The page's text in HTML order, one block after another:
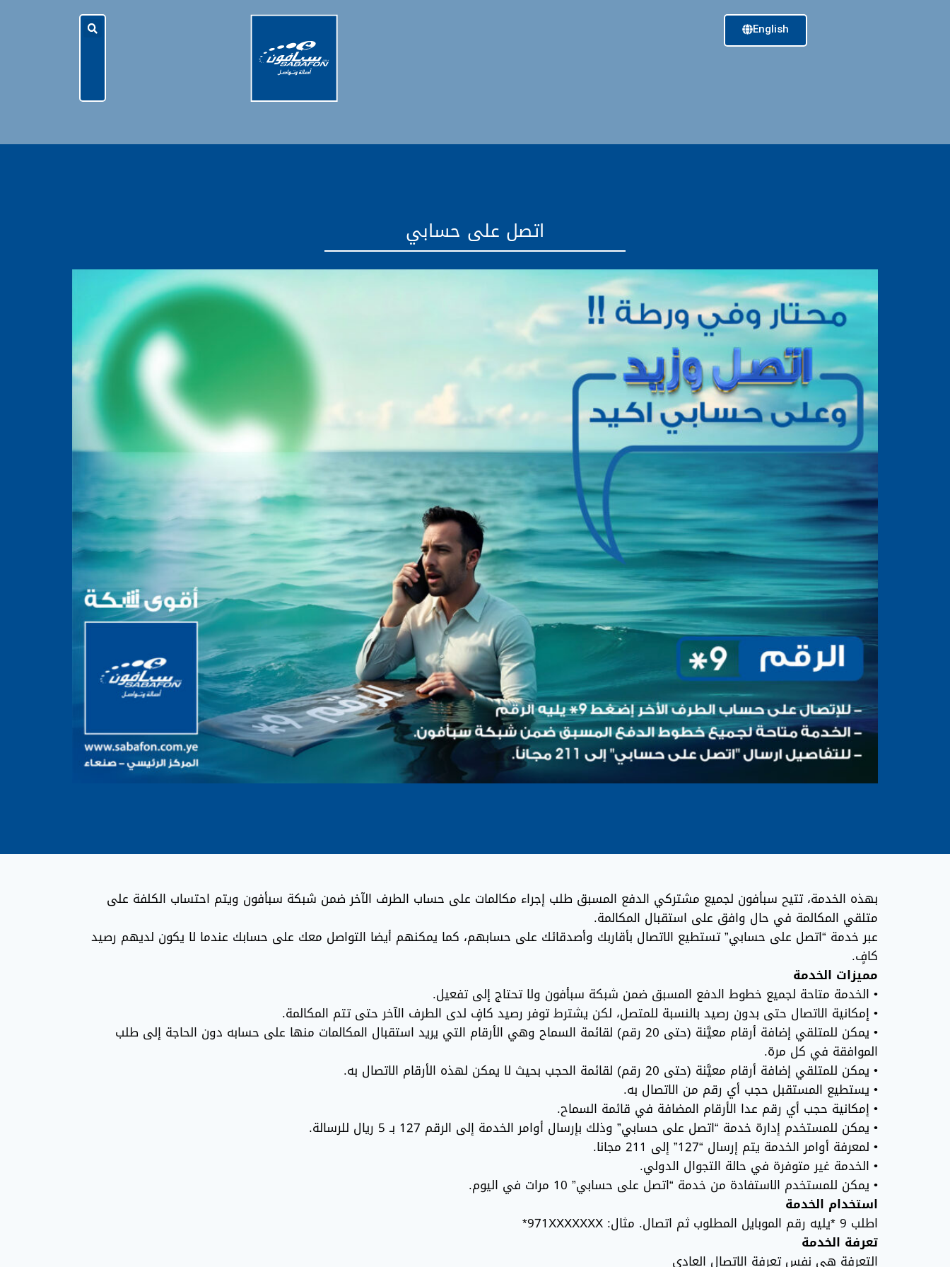
English
اتصل على حسابي
بهذه الخدمة، تتيح سبأفون لجميع مشتركي الدفع المسبق طلب إجراء مكالمات على حساب الطرف الآخر ضمن شبكة سبأفون ويتم احتساب الكلفة على
متلقي المكالمة في حال وافق على استقبال المكالمة.
عبر خدمة “اتصل على حسابي” تستطيع الاتصال بأقاربك وأصدقائك على حسابهم، كما يمكنهم أيضا التواصل معك على حسابك عندما لا يكون لديهم رصيد
كافٍ.
مميزات الخدمة
• الخدمة متاحة لجميع خطوط الدفع المسبق ضمن شبكة سبأفون ولا تحتاج إلى تفعيل.
• إمكانية الاتصال حتى بدون رصيد بالنسبة للمتصل، لكن يشترط توفر رصيد كافٍ لدى الطرف الآخر حتى تتم المكالمة.
• يمكن للمتلقي إضافة أرقام معيَّنة (حتى 20 رقم) لقائمة السماح وهي الأرقام التي يريد استقبال المكالمات منها على حسابه دون الحاجة إلى طلب
الموافقة في كل مرة.
• يمكن للمتلقي إضافة أرقام معيَّنة (حتى 20 رقم) لقائمة الحجب بحيث لا يمكن لهذه الأرقام الاتصال به.
• يستطيع المستقبل حجب أي رقم من الاتصال به.
• إمكانية حجب أي رقم عدا الأرقام المضافة في قائمة السماح.
• يمكن للمستخدم إدارة خدمة “اتصل على حسابي” وذلك بإرسال أوامر الخدمة إلى الرقم 127 بـ 5 ريال للرسالة.
• لمعرفة أوامر الخدمة يتم إرسال “127” إلى 211 مجانا.
• الخدمة غير متوفرة في حالة التجوال الدولي.
• يمكن للمستخدم الاستفادة من خدمة “اتصل على حسابي” 10 مرات في اليوم.
استخدام الخدمة
اطلب 9 *يليه رقم الموبايل المطلوب ثم اتصال. مثال: 971XXXXXXX*
تعرفة الخدمة
التعرفة هي نفس تعرفة الاتصال العادي